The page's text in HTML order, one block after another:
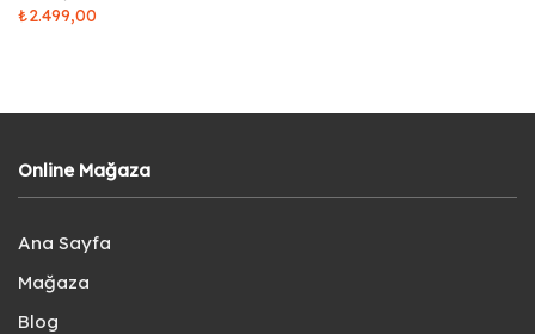
₺2.499,00
Online Mağaza
Ana Sayfa
Mağaza
Blog